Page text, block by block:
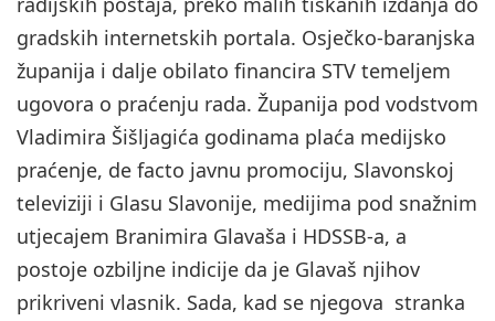
gradskih internetskih portala. Osječko-baranjska
županija i dalje obilato financira STV temeljem
ugovora o praćenju rada. Županija pod vodstvom
Vladimira Šišljagića godinama plaća medijsko
praćenje, de facto javnu promociju, Slavonskoj
televiziji i Glasu Slavonije, medijima pod snažnim
utjecajem Branimira Glavaša i HDSSB-a, a
postoje ozbiljne indicije da je Glavaš njihov
prikriveni vlasnik. Sada, kad se njegova stranka